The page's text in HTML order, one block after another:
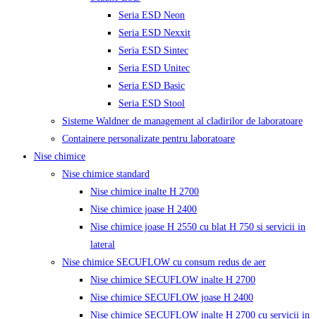
Seria ESD Neon
Seria ESD Nexxit
Seria ESD Sintec
Seria ESD Unitec
Seria ESD Basic
Seria ESD Stool
Sisteme Waldner de management al cladirilor de laboratoare
Containere personalizate pentru laboratoare
Nise chimice
Nise chimice standard
Nise chimice inalte H 2700
Nise chimice joase H 2400
Nise chimice joase H 2550 cu blat H 750 si servicii in
lateral
Nise chimice SECUFLOW cu consum redus de aer
Nise chimice SECUFLOW inalte H 2700
Nise chimice SECUFLOW joase H 2400
Nise chimice SECUFLOW inalte H 2700 cu servicii in